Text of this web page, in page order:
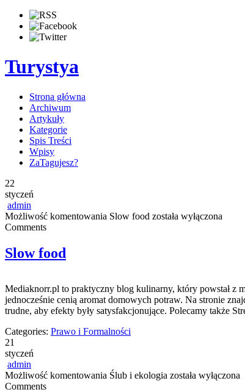
Turystya
Strona główna
Archiwum
Artykuły
Kategorie
Spis Treści
Wpisy
ZaTagujesz?
22
styczeń
admin
Możliwość komentowania Slow food została wyłączona
Comments
Slow food
Mediaknorr.pl to praktyczny blog kulinarny, który powstał z
jednocześnie cenią aromat domowych potraw. Na stronie
trudne, aby efekty były satysfakcjonujące. Polecamy także
Categories: Prawo i Formalności
21
styczeń
admin
Możliwość komentowania Ślub i ekologia została wyłączona
Comments